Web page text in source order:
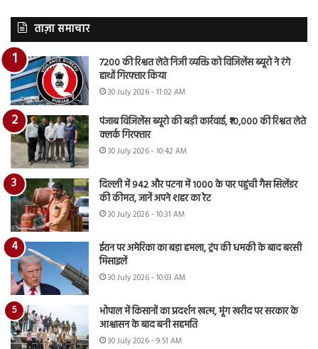
ताज़ा समाचार
7200 की रिश्वत लेते निजी व्यक्ति को विजिलेंस ब्यूरो ने रंगे
हाथों गिरफ्तार किया
30 July 2026 - 11:02 AM
पंजाब विजिलेंस ब्यूरो की बड़ी कार्रवाई, ₹10,000 की रिश्वत लेते
क्लर्क गिरफ्तार
30 July 2026 - 10:42 AM
दिल्ली में 942 और पटना में 1000 के पार पहुंची गैस सिलेंडर
की कीमत, जानें अपने शहर का रेट
30 July 2026 - 10:31 AM
ईरान पर अमेरिका का बड़ा हमला, ट्रंप की धमकी के बाद बरसी
मिसाइलें
30 July 2026 - 10:03 AM
भोपाल में किसानों का प्रदर्शन खत्म, मूंग खरीद पर सरकार के
आश्वासन के बाद बनी सहमति
30 July 2026 - 9:51 AM